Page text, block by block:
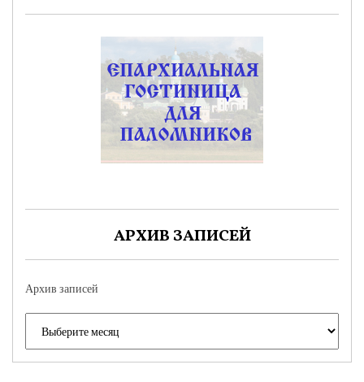
АРХИВ ЗАПИСЕЙ
Архив записей